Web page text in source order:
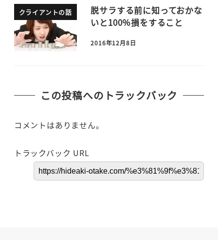
クライアントの話
脱サラする前に知っておかな
いと100％損をすること
2016年12月8日
この投稿へのトラックバック
コメントはありません。
トラックバック URL